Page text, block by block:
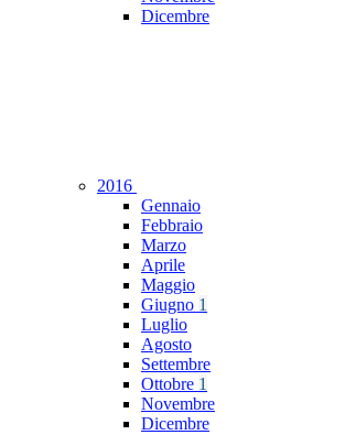
Dicembre
2016
Gennaio
Febbraio
Marzo
Aprile
Maggio
Giugno 1
Luglio
Agosto
Settembre
Ottobre 1
Novembre
Dicembre